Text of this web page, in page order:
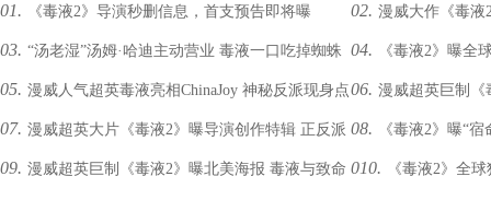
01. 《毒液2》导演秒删信息，首支预告即将曝
光？！
02. 漫威大作《毒液
模糊冲击力爆棚
03. “汤老湿”汤姆·哈迪主动营业 毒液一口吃掉蜘蛛
侠！
04. 《毒液2》曝全
归“屠杀”首亮相
05. 漫威人气超英毒液亮相ChinaJoy 神秘反派现身点
燃现场气氛
06. 漫威超英巨制《
派掀“宿命对决”
07. 漫威超英大片《毒液2》曝导演创作特辑 正反派
设计理念初揭秘
08. 《毒液2》曝“
拔弩张震撼对决
09. 漫威超英巨制《毒液2》曝北美海报 毒液与致命 010. 《毒液2》全